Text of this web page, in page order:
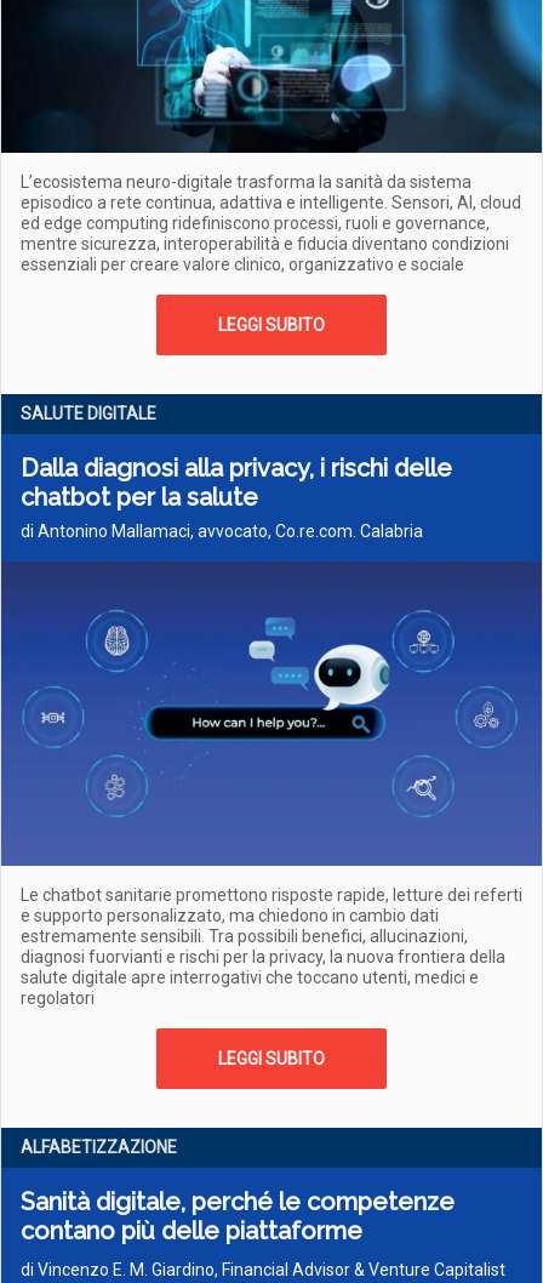
L’ecosistema neuro-digitale trasforma la sanità da sistema
episodico a rete continua, adattiva e intelligente. Sensori, AI, cloud
ed edge computing ridefiniscono processi, ruoli e governance,
mentre sicurezza, interoperabilità e fiducia diventano condizioni
essenziali per creare valore clinico, organizzativo e sociale
LEGGI SUBITO
SALUTE DIGITALE
Dalla diagnosi alla privacy, i rischi delle
chatbot per la salute
di Antonino Mallamaci, avvocato, Co.re.com. Calabria
Le chatbot sanitarie promettono risposte rapide, letture dei referti
e supporto personalizzato, ma chiedono in cambio dati
estremamente sensibili. Tra possibili benefici, allucinazioni,
diagnosi fuorvianti e rischi per la privacy, la nuova frontiera della
salute digitale apre interrogativi che toccano utenti, medici e
regolatori
LEGGI SUBITO
ALFABETIZZAZIONE
Sanità digitale, perché le competenze
contano più delle piattaforme
di Vincenzo E. M. Giardino, Financial Advisor & Venture Capitalist